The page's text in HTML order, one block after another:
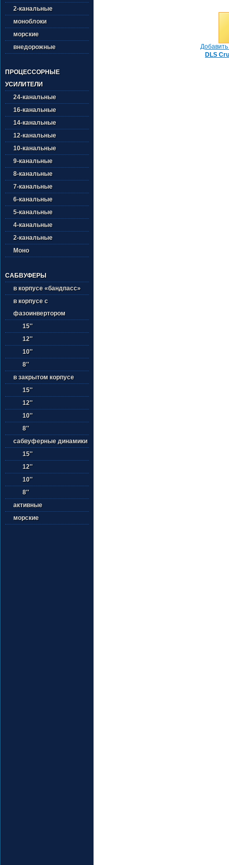
2-канальные
моноблоки
морские
внедорожные
ПРОЦЕССОРНЫЕ
УСИЛИТЕЛИ
24-канальные
16-канальные
14-канальные
12-канальные
10-канальные
9-канальные
8-канальные
7-канальные
6-канальные
5-канальные
4-канальные
2-канальные
Моно
САБВУФЕРЫ
в корпусе «бандпасс»
в корпусе с
фазоинвертором
15''
12''
10''
8''
в закрытом корпусе
15''
12''
10''
8''
сабвуферные динамики
15''
12''
10''
8''
активные
морские
DLS